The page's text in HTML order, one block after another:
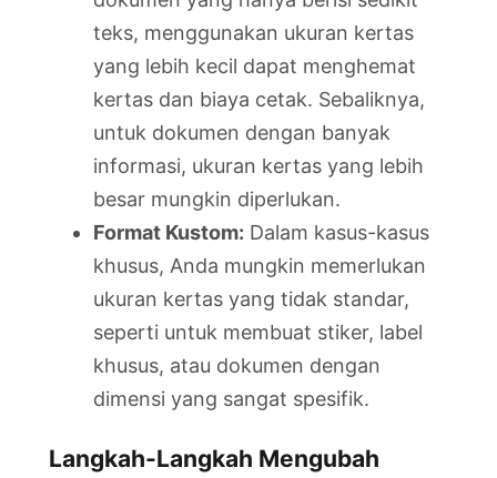
teks, menggunakan ukuran kertas
yang lebih kecil dapat menghemat
kertas dan biaya cetak. Sebaliknya,
untuk dokumen dengan banyak
informasi, ukuran kertas yang lebih
besar mungkin diperlukan.
Format Kustom: Dalam kasus-kasus
khusus, Anda mungkin memerlukan
ukuran kertas yang tidak standar,
seperti untuk membuat stiker, label
khusus, atau dokumen dengan
dimensi yang sangat spesifik.
Langkah-Langkah Mengubah